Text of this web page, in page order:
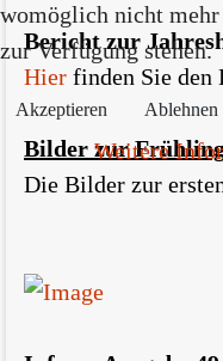
Bericht zur
Hier finden Sie den
Bilder zur
Die Bilder zur
womöglich nicht
zur Verfügung stehen.
Akzeptieren Ablehnen
Weitere